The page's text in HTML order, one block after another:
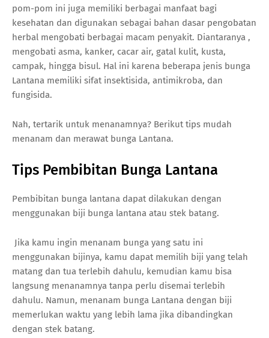
pom-pom ini juga memiliki berbagai manfaat bagi
kesehatan dan digunakan sebagai bahan dasar pengobatan
herbal mengobati berbagai macam penyakit. Diantaranya ,
mengobati asma, kanker, cacar air, gatal kulit, kusta,
campak, hingga bisul. Hal ini karena beberapa jenis bunga
Lantana memiliki sifat insektisida, antimikroba, dan
fungisida.
Nah, tertarik untuk menanamnya? Berikut tips mudah
menanam dan merawat bunga Lantana.
Tips Pembibitan Bunga Lantana
Pembibitan bunga lantana dapat dilakukan dengan
menggunakan biji bunga lantana atau stek batang.
Jika kamu ingin menanam bunga yang satu ini
menggunakan bijinya, kamu dapat memilih biji yang telah
matang dan tua terlebih dahulu, kemudian kamu bisa
langsung menanamnya tanpa perlu disemai terlebih
dahulu. Namun, menanam bunga Lantana dengan biji
memerlukan waktu yang lebih lama jika dibandingkan
dengan stek batang.